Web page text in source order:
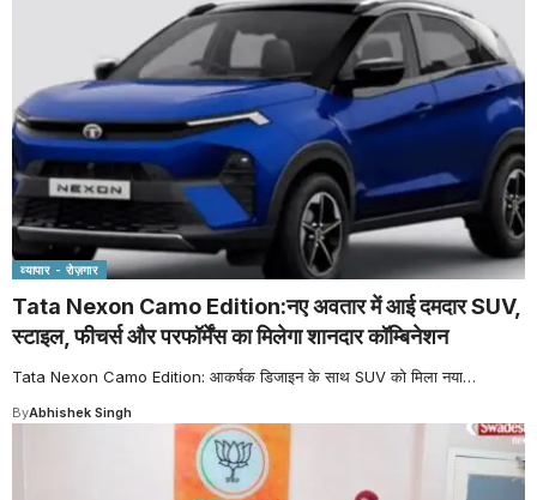
व्यापार - रोज़गार
Tata Nexon Camo Edition:नए अवतार में आई दमदार SUV,
स्टाइल, फीचर्स और परफॉर्मेंस का मिलेगा शानदार कॉम्बिनेशन
Tata Nexon Camo Edition: आकर्षक डिजाइन के साथ SUV को मिला नया…
ByAbhishek Singh